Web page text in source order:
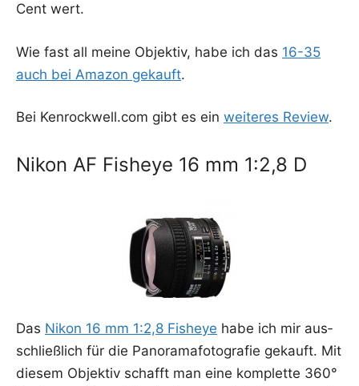
Cent wert.
Wie fast all mei­ne Objek­tiv, habe ich das 16-35
auch bei Ama­zon gekauft.
Bei Kenrockwell.com gibt es ein wei­te­res Review.
Nikon AF Fisheye 16 mm 1:2,8 D
Das Nikon 16 mm 1:2,8 Fishe­ye habe ich mir aus­
schließ­lich für die Pan­ora­ma­fo­to­gra­fie gekauft. Mit
die­sem Objek­tiv schafft man eine kom­plet­te 360°